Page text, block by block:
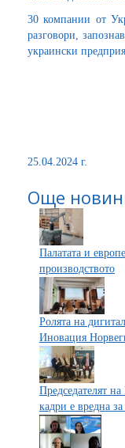
30 компании от
разговори,
украински
25.04.2024 г.
Още
Палатата и
производството
Ролята на
Иновация
Председателят
кадри е вредна